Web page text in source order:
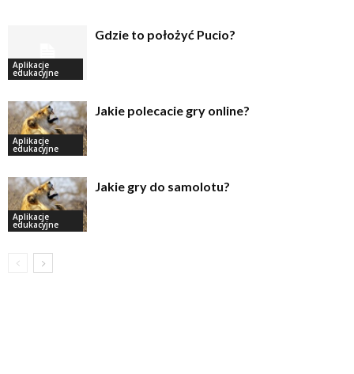
Aplikacje
edukacyjne
Gdzie to położyć Pucio?
Aplikacje
edukacyjne
Jakie polecacie gry online?
Aplikacje
edukacyjne
Jakie gry do samolotu?